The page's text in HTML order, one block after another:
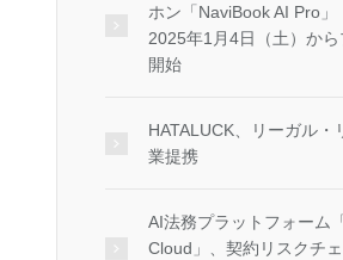
ホン「NaviBook AI Pro
2025年1月4日（土）から
開始
HATALUCK、リーガル・
業提携
AI法務プラットフォーム
Cloud」、契約リスクチ